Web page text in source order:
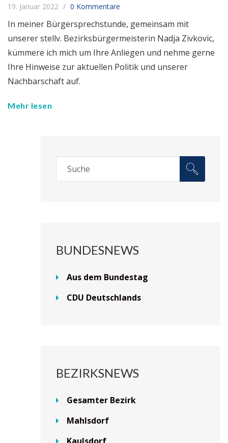
19. Januar 2022 0 Kommentare
In meiner Bürgersprechstunde, gemeinsam mit
unserer stellv. Bezirksbürgermeisterin Nadja Zivkovic,
kümmere ich mich um Ihre Anliegen und nehme gerne
Ihre Hinweise zur aktuellen Politik und unserer
Nachbarschaft auf.
Mehr lesen
BUNDESNEWS
Aus dem Bundestag
CDU Deutschlands
BEZIRKSNEWS
Gesamter Bezirk
Mahlsdorf